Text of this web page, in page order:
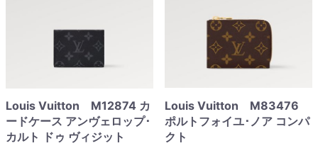
Louis Vuitton M12874 カ
ードケース アンヴェロップ･
カルト ドゥ ヴィジット
Louis Vuitton M83476
ポルトフォイユ･ノア コンパ
クト